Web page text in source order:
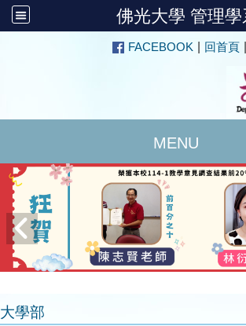
佛光大學 管理學
:::
FACEBOOK 回首頁
大學部